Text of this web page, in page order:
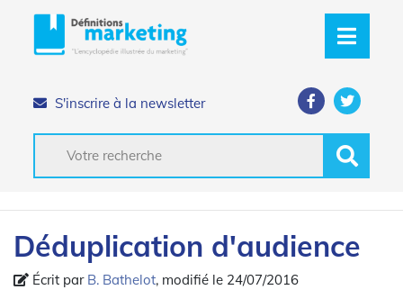
S'inscrire à la newsletter
Déduplication d'audience
Écrit par B. Bathelot, modifié le 24/07/2016